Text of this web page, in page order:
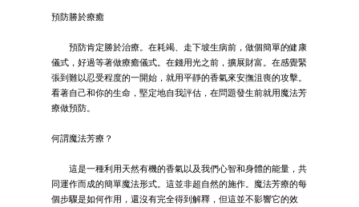
預防勝於療癒
預防肯定勝於治療。在耗竭、走下坡生病前，做個簡單的健康
儀式，好過等著做療癒儀式。在錢用光之前，擴展財富。在感覺緊
張到難以忍受程度的一開始，就用平靜的香氣來安撫沮喪的攻擊。
看著自己和你的生命，堅定地自我評估，在問題發生前就用魔法芳
療做預防。
何謂魔法芳療？
這是一種利用天然有機的香氣以及我們心智和身體的能量，共
同運作而成的簡單魔法形式。這並非超自然的施作。魔法芳療的每
個步驟是如何作用，還沒有完全得到解釋，但這並不影響它的效